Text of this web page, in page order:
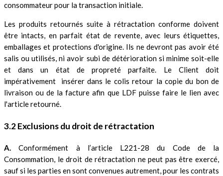
consommateur pour la transaction initiale.
Les produits retournés suite à rétractation conforme doivent
être intacts, en parfait état de revente, avec leurs étiquettes,
emballages et protections d'origine. Ils ne devront pas avoir été
salis ou utilisés, ni avoir subi de détérioration si minime soit-elle
et dans un état de propreté parfaite. Le Client doit
impérativement insérer dans le colis retour la copie du bon de
livraison ou de la facture afin que LDF puisse faire le lien avec
l'article retourné.
3.2 Exclusions du droit de rétractation
A. Conformément à l’article L221-28 du Code de la
Consommation, le droit de rétractation ne peut pas être exercé,
sauf si les parties en sont convenues autrement, pour les contrats